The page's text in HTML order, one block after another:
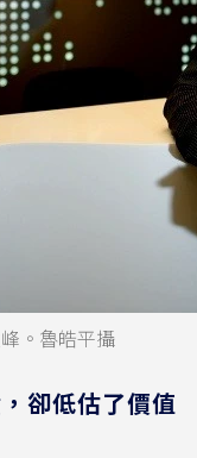
。魯皓平攝
卻低估了價值